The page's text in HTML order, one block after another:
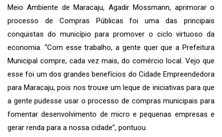
Meio Ambiente de Maracaju, Agadir Mossmann, aprimorar o
processo de Compras Públicas foi uma das principais
conquistas do município para promover o ciclo virtuoso da
economia. “Com esse trabalho, a gente quer que a Prefeitura
Municipal compre, cada vez mais, do comércio local. Vejo que
esse foi um dos grandes benefícios do Cidade Empreendedora
para Maracaju, pois nos trouxe um leque de iniciativas para que
a gente pudesse usar o processo de compras municipais para
fomentar desenvolvimento de micro e pequenas empresas e
gerar renda para a nossa cidade”, pontuou.